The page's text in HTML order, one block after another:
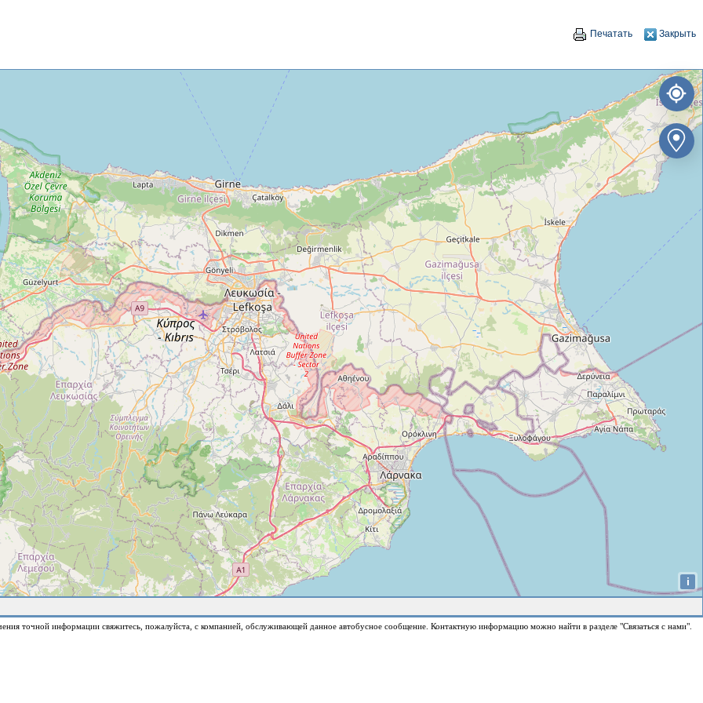
Печатать Закрыть
i
точной информации свяжитесь, пожалуйста, с компанией, обслуживающей данное автобусное сообщение. Контактную информацию можно найти в разделе "Связаться с нами".